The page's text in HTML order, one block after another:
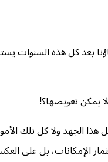
والجامعات لمدة لا تقل عن 20 عامًا، لكن هل ما يعود به أبناؤنا بعد
يمكن تعويضها؟!
هذا الجهد ولا كل تلك
الإمكانات، بل على